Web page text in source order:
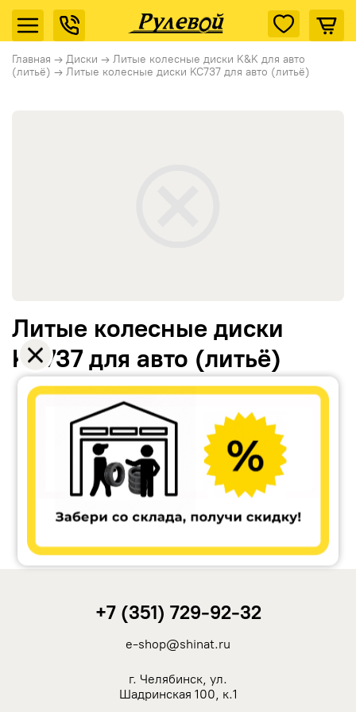
Главная → Диски → Литые колесные диски K&K для авто
(литьё) → Литые колесные диски KC737 для авто (литьё)
Remain
Литые колесные диски
KC737 для авто (литьё)
+7 (351) 729-92-32
e-shop@shinat.ru
г. Челябинск, ул.
Шадринская 100, к.1